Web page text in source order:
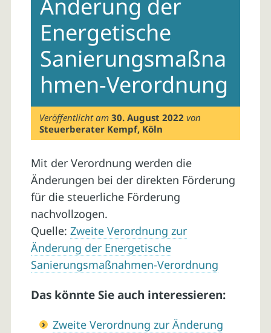
Änderung der
Energetische
Sanierungsmaßna
hmen-Verordnung
Veröffentlicht am30. August 2022 von
Steuerberater Kempf, Köln
Mit der Verordnung werden die
Änderungen bei der direkten Förderung
für die steuerliche Förderung
nachvollzogen.
Quelle: Zweite Verordnung zur
Änderung der Energetische
Sanierungsmaßnahmen-Verordnung
Das könnte Sie auch interessieren:
Zweite Verordnung zur Änderung